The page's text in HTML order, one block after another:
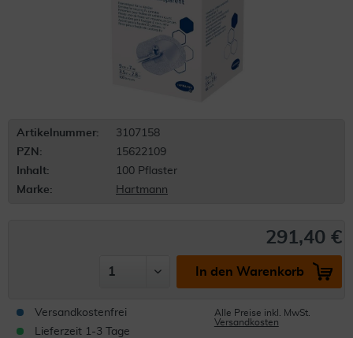
Artikelnummer:
3107158
PZN:
15622109
Inhalt:
100 Pflaster
Marke:
Hartmann
291,40 €
In den Warenkorb
Versandkostenfrei
Lieferzeit 1-3 Tage
Alle Preise inkl. MwSt.
Versandkosten